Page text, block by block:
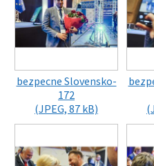
bezpecne Slovensko-
172
(JPEG, 87 kB)